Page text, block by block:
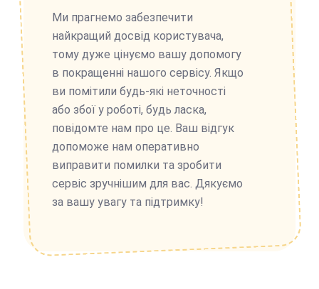
Ми прагнемо забезпечити
найкращий досвід користувача,
тому дуже цінуємо вашу допомогу
в покращенні нашого сервісу. Якщо
ви помітили будь-які неточності
або збої у роботі, будь ласка,
повідомте нам про це. Ваш відгук
допоможе нам оперативно
виправити помилки та зробити
сервіс зручнішим для вас. Дякуємо
за вашу увагу та підтримку!